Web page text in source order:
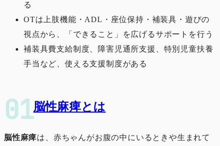
る
OTは上肢機能・ADL・座位保持・補装具・遊びの
視点から、「できること」を広げるサポートを行う
補装具費支給制度、障害児通所支援、特別児童扶養
手当など、使える支援制度がある
脳性麻痺とは
脳性麻痺は、赤ちゃんがお腹の中にいるときや生まれて